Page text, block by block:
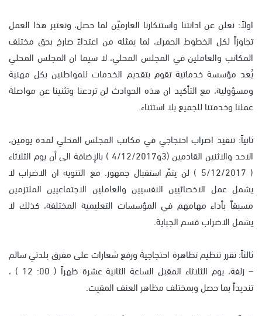
اولاً: نعلن عن ادانتنا واستنكارنا العارميّن لما حصل، ونعتبر هذا العمل
تجاوزاً لكل الخطوط الحمراء، لما يمثله من اعتداءً صارخ بحق مختلف
المكاتب والعاملين في المجلس المحلي، لا سيما ان المجلس المحلي
يُعد مؤسسة خدماتية تقوم بتقديم الخدمات للمواطنين بكل مهنية
ومسؤولية، مع التأكيد ان هذه الحوادث لن تردعنا وتثنينا عن مواصلة
عملنا وخدمتنا للجميع بلا استثناء.
ثانياً: تنفيذ اضراب احتجاجي في مكاتب المجلس المحلي لمدة يومين،
الاحد والاثنين القادمين (3و4/12/2017 ) بالإضافة الى أن يوم الثلاثاء
( 5/12/2017 ) لن يتمّ استقبال جمهور. مع التنويه ان الاضراب لا
يشمل عمل الاخصائيين النفسيين والعاملين الاجتماعيين الملتزمين
مسبقاً بأداء مهامهم في المؤسسات التعليمية المختلفة، كذلك لا
يشمل الاضراب قسم الجباية.
ثالثاً: تقرر تنظيم تظاهرة احتجاجية ورفع شعارات على مفرق بلدتي سالم
– زلفة، يوم الثلاثاء المقبل الساعة الثانية عشرة ظهراً ( 00: 12 ) ،
تنديداً بما حصل وبمختلف مظاهر العنف المقيت.